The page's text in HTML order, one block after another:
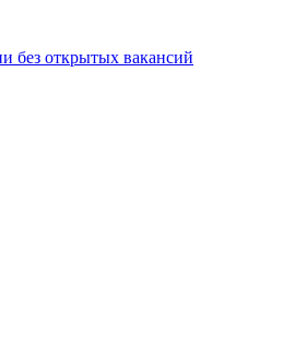
без открытых вакансий